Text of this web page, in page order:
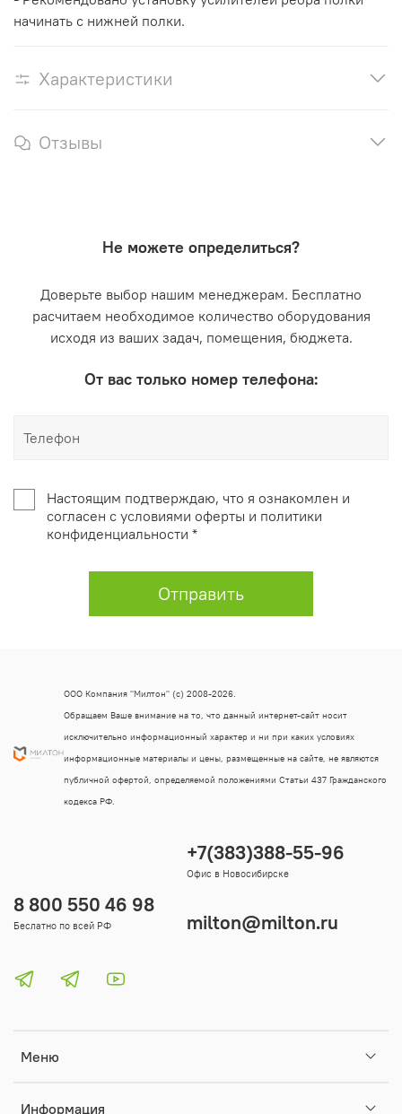
начинать с нижней полки.
Характеристики
Отзывы
Не можете определиться?
Доверьте выбор нашим менеджерам. Бесплатно
расчитаем необходимое количество оборудования
исходя из ваших задач, помещения, бюджета.
От вас только номер телефона:
Настоящим подтверждаю, что я ознакомлен и
согласен с условиями оферты и политики
конфиденциальности *
Отправить
Меню
Информация
8 800 550 46 98
Беслатно по всей РФ
+7(383)388-55-96
Офис в Новосибирске
milton@milton.ru
ООО Компания "Милтон" (с) 2008-2026.
Обращаем Ваше внимание на то, что данный интернет-сайт носит
исключительно информационный характер и ни при каких условиях
информационные материалы и цены, размещенные на сайте, не являются
публичной офертой, определяемой положениями Статьи 437 Гражданского
кодекса РФ.